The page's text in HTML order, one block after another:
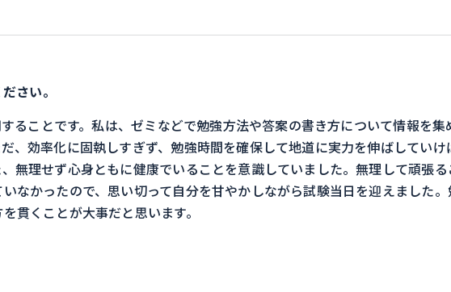
さい。
ることです。私は、ゼミなどで勉強方法や答案の書き方について情報を
、効率化に固執しすぎず、勉強時間を確保して地道に実力を伸ばしてい
無理せず心身ともに健康でいることを意識していました。無理して頑張
なかったので、思い切って自分を甘やかしながら試験当日を迎えました
貫くことが大事だと思います。